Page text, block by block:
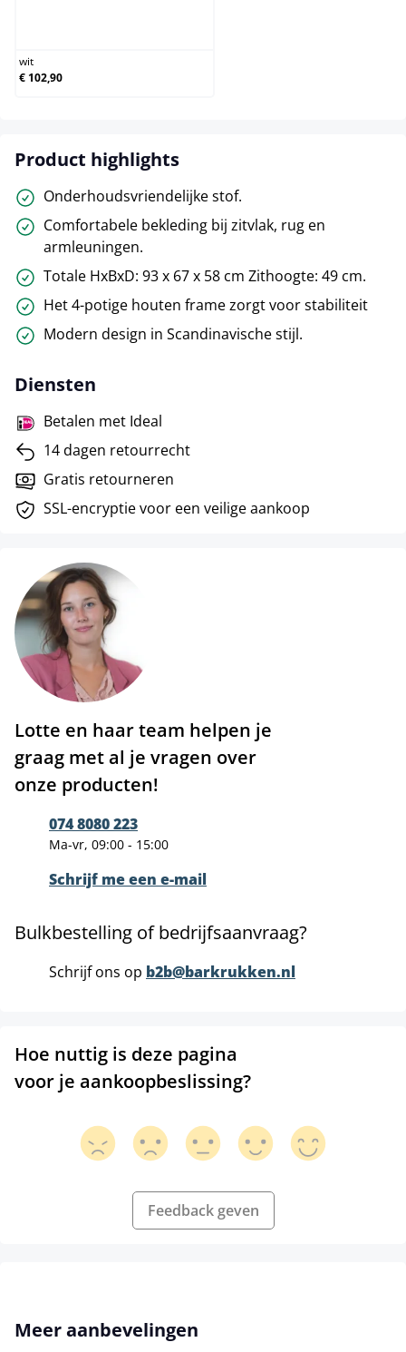
wit
€ 102,90
Product highlights
Onderhoudsvriendelijke stof.
Comfortabele bekleding bij zitvlak, rug en
armleuningen.
Totale HxBxD: 93 x 67 x 58 cm Zithoogte: 49 cm.
Het 4-potige houten frame zorgt voor stabiliteit
Modern design in Scandinavische stijl.
Diensten
Betalen met Ideal
14 dagen retourrecht
Gratis retourneren
SSL-encryptie voor een veilige aankoop
Lotte en haar team helpen je
graag met al je vragen over
onze producten!
074 8080 223
Ma-vr, 09:00 - 15:00
Schrijf me een e-mail
Bulkbestelling of bedrijfsaanvraag?
Schrijf ons op b2b@barkrukken.nl
Hoe nuttig is deze pagina
voor je aankoopbeslissing?
Feedback geven
Productgalerij overslaan
Meer aanbevelingen